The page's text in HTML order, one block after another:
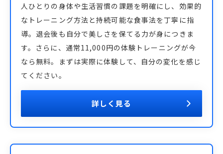
人ひとりの身体や生活習慣の課題を明確にし、効果的
なトレーニング方法と持続可能な食事法を丁寧に指
導。退会後も自分で美しさを保てる力が身につきま
す。さらに、通常11,000円の体験トレーニングが今
なら無料。まずは実際に体験して、自分の変化を感じ
てください。
詳しく見る